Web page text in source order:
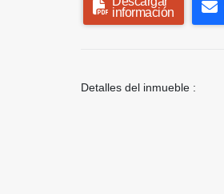
información
Detalles del inmueble :